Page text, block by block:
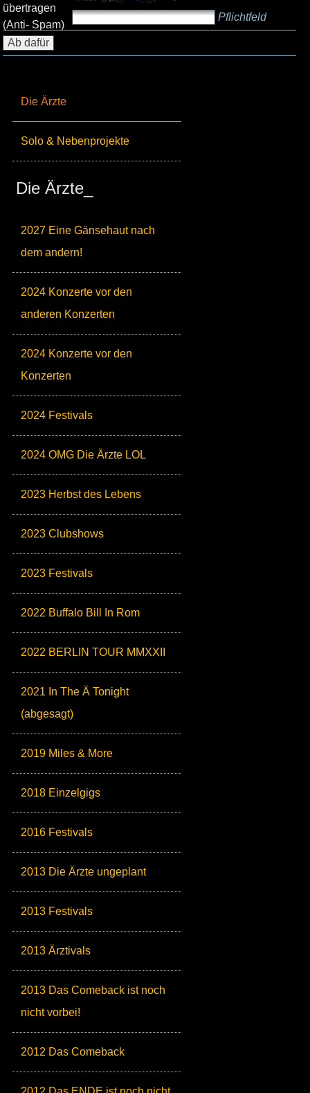
Die Ärzte
Solo & Nebenprojekte
Die Ärzte_
2027 Eine Gänsehaut nach
dem andern!
2024 Konzerte vor den
anderen Konzerten
2024 Konzerte vor den
Konzerten
2024 Festivals
2024 OMG Die Ärzte LOL
2023 Herbst des Lebens
2023 Clubshows
2023 Festivals
2022 Buffalo Bill In Rom
2022 BERLIN TOUR MMXXII
2021 In The Ä Tonight
(abgesagt)
2019 Miles & More
2018 Einzelgigs
2016 Festivals
2013 Die Ärzte ungeplant
2013 Festivals
2013 Ärztivals
2013 Das Comeback ist noch
nicht vorbei!
2012 Das Comeback
übertragen
(Anti- Spam)
Pflichtfeld